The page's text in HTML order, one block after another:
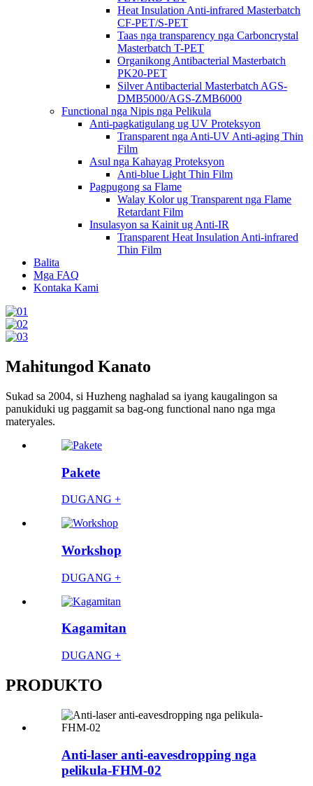
Heat Insulation Anti-infrared Masterbatch
CF-PET/S-PET
Taas nga transparency nga Carboncrystal
Masterbatch T-PET
Organikong Antibacterial Masterbatch
PK20-PET
Silver Antibacterial Masterbatch AGS-
DMB5000/AGS-ZMB6000
Functional nga Nipis nga Pelikula
Anti-pagkatigulang ug UV Proteksyon
Transparent nga Anti-UV Anti-aging Thin
Film
Asul nga Kahayag Proteksyon
Anti-blue Light Thin Film
Pagpugong sa Flame
Walay Kolor ug Transparent nga Flame
Retardant Film
Insulasyon sa Kainit ug Anti-IR
Transparent Heat Insulation Anti-infrared
Thin Film
Balita
Mga FAQ
Kontaka Kami
Mahitungod Kanato
Sukad sa 2004, si Huzheng naghalad sa iyang kaugalingon sa
panukiduki ug paggamit sa bag-ong functional nano nga mga
materyales.
Pakete
DUGANG +
Workshop
DUGANG +
Kagamitan
DUGANG +
PRODUKTO
Anti-laser anti-eavesdropping nga
pelikula-FHM-02